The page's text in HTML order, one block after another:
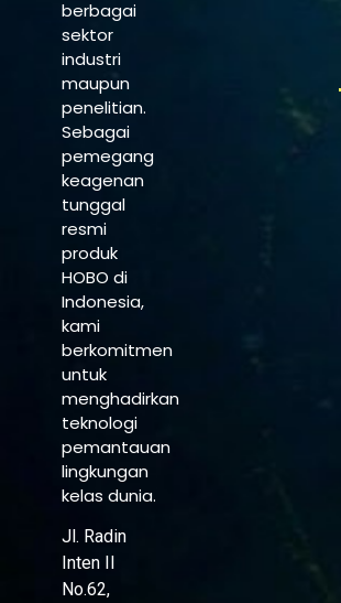
berbagai
sektor
industri
maupun
penelitian.
Sebagai
pemegang
keagenan
tunggal
resmi
produk
HOBO di
Indonesia,
kami
berkomitmen
untuk
menghadirkan
teknologi
pemantauan
lingkungan
kelas dunia.
Jl. Radin
Inten II
No.62,